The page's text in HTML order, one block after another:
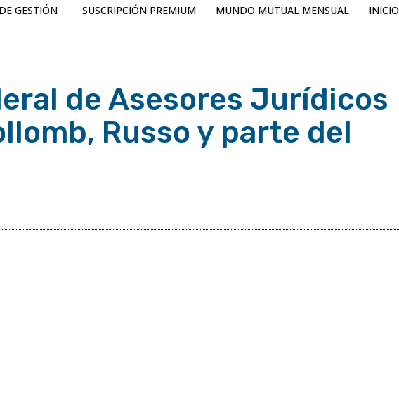
GESTIÓN SUSCRIPCIÓN PREMIUM MUNDO MUTUAL MENSUAL INICIO
de Asesores Jurídicos
Russo y parte del